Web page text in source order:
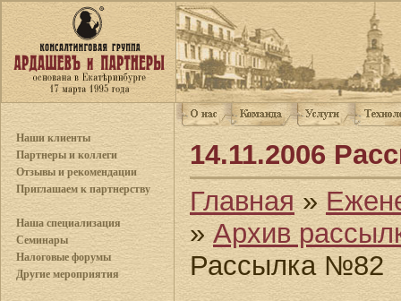
Наши клиенты
Партнеры и коллеги
Отзывы и рекомендации
Приглашаем к партнерству
Наша специализация
Семинары
Налоговые форумы
Другие мероприятия
14.11.2006
Главная»
»Архив
Рассылка №82